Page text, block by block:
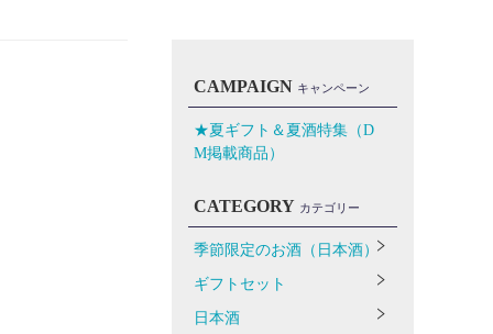
CAMPAIGN キャンペーン
★夏ギフト＆夏酒特集（D
M掲載商品）
CATEGORY カテゴリー
季節限定のお酒（日本酒）
ギフトセット
日本酒